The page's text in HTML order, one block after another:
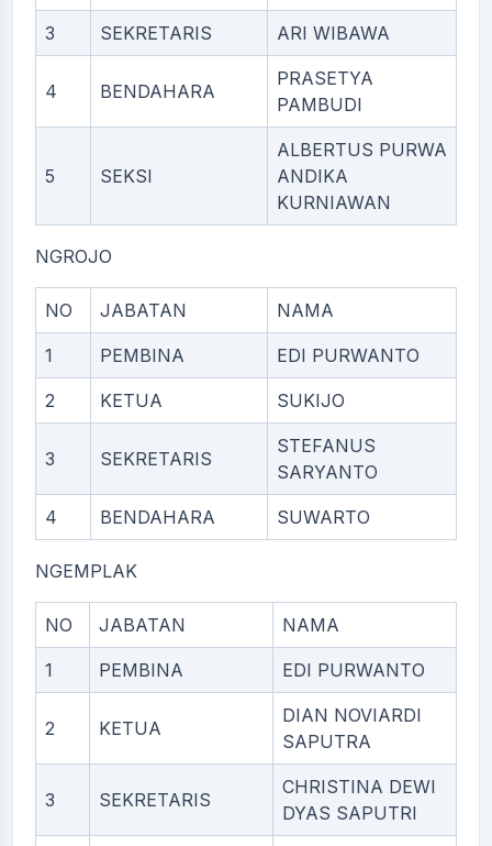
3 SEKRETARIS ARI WIBAWA
4 BENDAHARA
PRASETYA
PAMBUDI
5 SEKSI
ALBERTUS PURWA
ANDIKA
KURNIAWAN
NGROJO
NO JABATAN NAMA
1 PEMBINA EDI PURWANTO
2 KETUA SUKIJO
3 SEKRETARIS
STEFANUS
SARYANTO
4 BENDAHARA SUWARTO
NGEMPLAK
NO JABATAN NAMA
1 PEMBINA EDI PURWANTO
2 KETUA
DIAN NOVIARDI
SAPUTRA
3 SEKRETARIS
CHRISTINA DEWI
DYAS SAPUTRI